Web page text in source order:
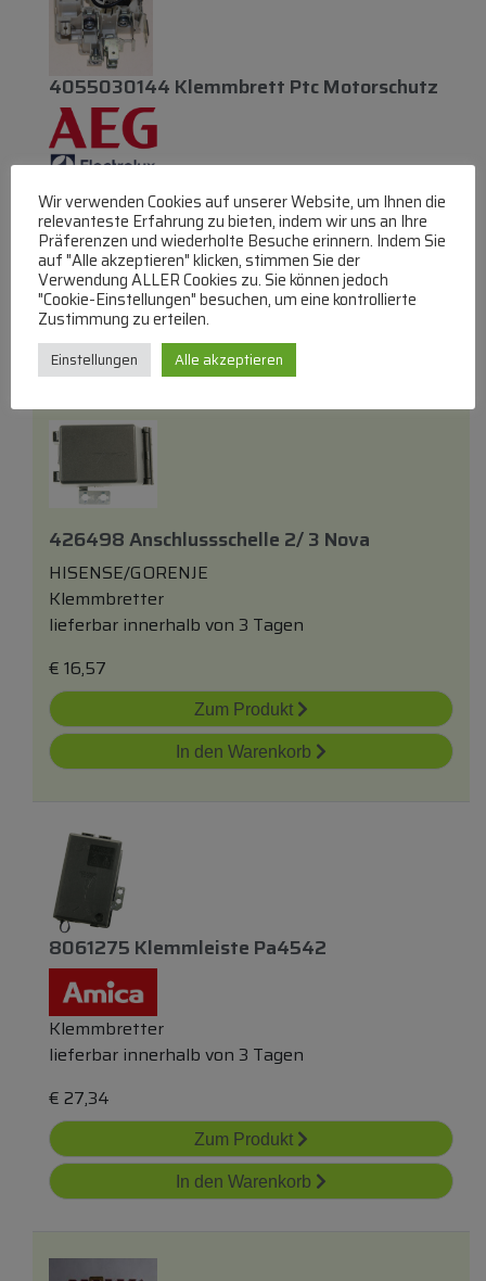
4055030144 Klemmbrett Ptc Motorschutz
Klemmbretter
lieferbar innerhalb von 3 Tagen
€47,09
Zum Produkt
In den Warenkorb
426498 Anschlussschelle 2/ 3 Nova
HISENSE/GORENJE
Klemmbretter
lieferbar innerhalb von 3 Tagen
€ 16,57
Zum Produkt
In den Warenkorb
8061275 Klemmleiste Pa4542
Klemmbretter
lieferbar innerhalb von 3 Tagen
€ 27,34
Zum Produkt
In den Warenkorb
Wir verwenden Cookies auf unserer Website, um Ihnen die
relevanteste Erfahrung zu bieten, indem wir uns an Ihre
Präferenzen und wiederholte Besuche erinnern. Indem Sie
auf "Alle akzeptieren" klicken, stimmen Sie der
Verwendung ALLER Cookies zu. Sie können jedoch
"Cookie-Einstellungen" besuchen, um eine kontrollierte
Zustimmung zu erteilen.
Einstellungen Alle akzeptieren